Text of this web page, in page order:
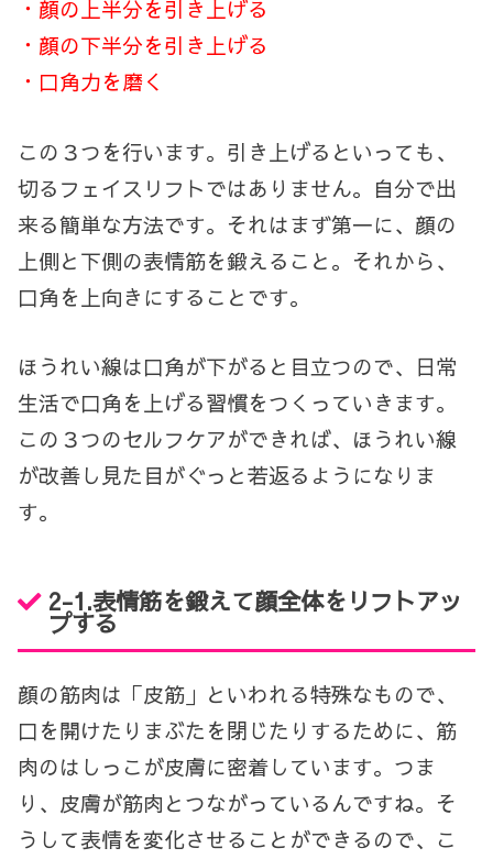
・顔の上半分を引き上げる
・顔の下半分を引き上げる
・口角力を磨く
この３つを行います。引き上げるといっても、
切るフェイスリフトではありません。自分で出
来る簡単な方法です。それはまず第一に、顔の
上側と下側の表情筋を鍛えること。それから、
口角を上向きにすることです。
ほうれい線は口角が下がると目立つので、日常
生活で口角を上げる習慣をつくっていきます。
この３つのセルフケアができれば、ほうれい線
が改善し見た目がぐっと若返るようになりま
す。
2-1.表情筋を鍛えて顔全体をリフトアッ
プする
顔の筋肉は「皮筋」といわれる特殊なもので、
口を開けたりまぶたを閉じたりするために、筋
肉のはしっこが皮膚に密着しています。つま
り、皮膚が筋肉とつながっているんですね。そ
うして表情を変化させることができるので、こ